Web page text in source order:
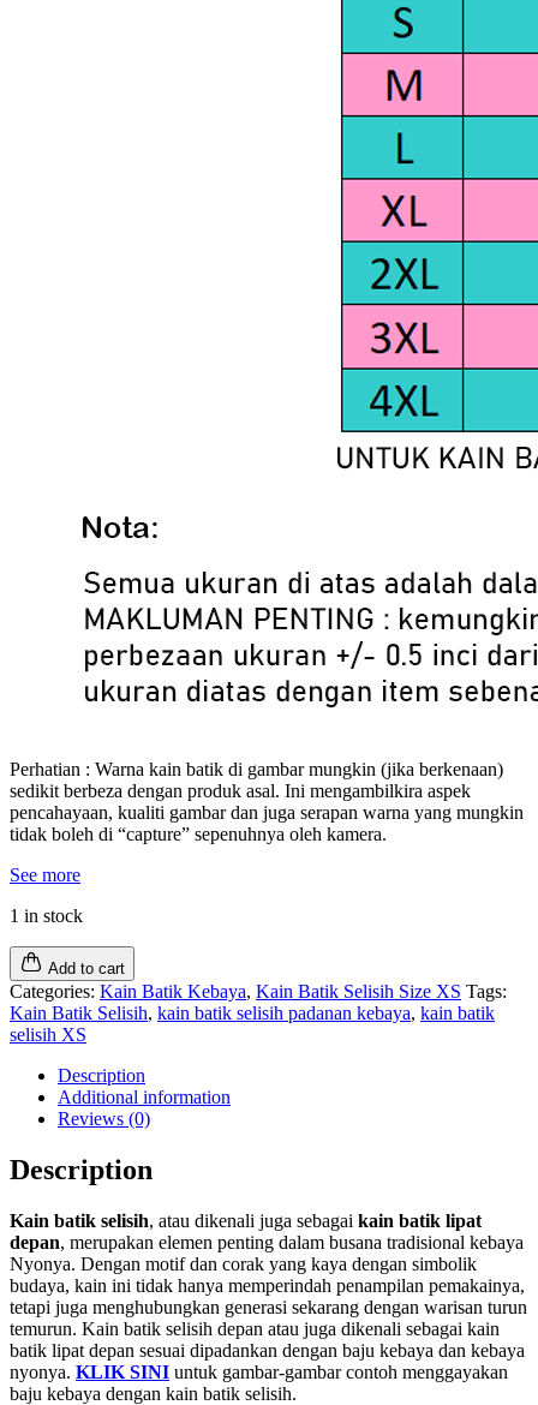
Perhatian : Warna kain batik di gambar mungkin (jika berkenaan)
sedikit berbeza dengan produk asal. Ini mengambilkira aspek
pencahayaan, kualiti gambar dan juga serapan warna yang mungkin
tidak boleh di “capture” sepenuhnya oleh kamera.
See more
1 in stock
Add to cart
Categories: Kain Batik Kebaya, Kain Batik Selisih Size XS Tags:
Kain Batik Selisih, kain batik selisih padanan kebaya, kain batik
selisih XS
Description
Additional information
Reviews (0)
Description
Kain batik selisih, atau dikenali juga sebagai kain batik lipat
depan, merupakan elemen penting dalam busana tradisional kebaya
Nyonya. Dengan motif dan corak yang kaya dengan simbolik
budaya, kain ini tidak hanya memperindah penampilan pemakainya,
tetapi juga menghubungkan generasi sekarang dengan warisan turun
temurun. Kain batik selisih depan atau juga dikenali sebagai kain
batik lipat depan sesuai dipadankan dengan baju kebaya dan kebaya
nyonya. KLIK SINI untuk gambar-gambar contoh menggayakan
baju kebaya dengan kain batik selisih.